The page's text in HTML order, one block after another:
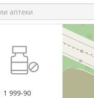
1 999-90